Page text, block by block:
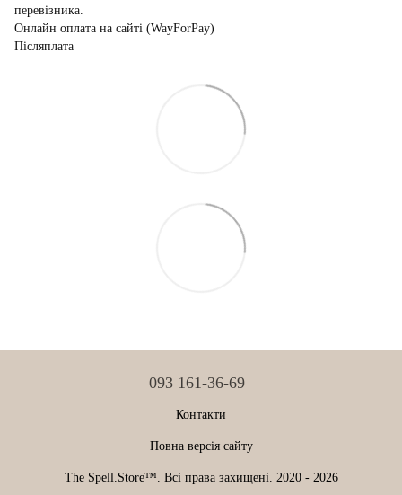
перевізника.
Онлайн оплата на сайті (WayForPay)
Післяплата
093 161-36-69
Контакти
Повна версія сайту
The Spell.Store™. Всі права захищені. 2020 - 2026